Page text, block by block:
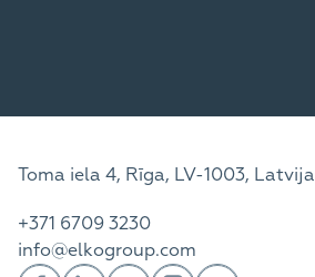
Toma iela 4, Rīga, LV-1003, Latvija
+371 6709 3230
info@elkogroup.com